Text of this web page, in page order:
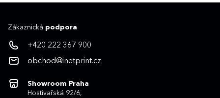
Zákaznická podpora
+420 222 367 900
obchod@inetprint.cz
Showroom Praha
Hostivařská 92/6,